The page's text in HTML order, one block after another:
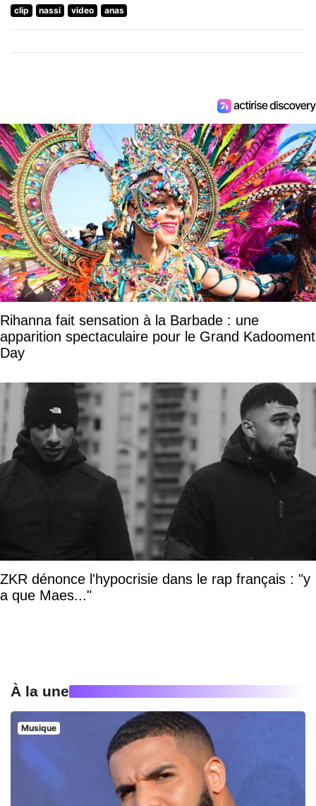
clip nassi video anas
Rihanna fait sensation à la Barbade : une
apparition spectaculaire pour le Grand Kadooment
Day
ZKR dénonce l'hypocrisie dans le rap français : "y
a que Maes..."
À la une
Musique